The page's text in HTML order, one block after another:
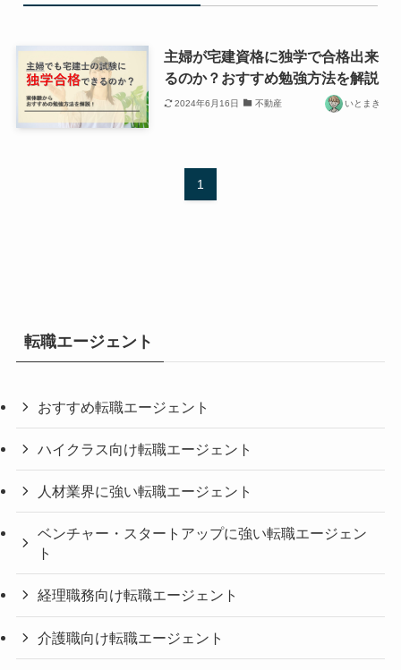
主婦が宅建資格に独学で合格出来
るのか？おすすめ勉強方法を解説
2024年6月16日 不動産 いとまき
1
転職エージェント
おすすめ転職エージェント
ハイクラス向け転職エージェント
人材業界に強い転職エージェント
ベンチャー・スタートアップに強い転職エージェン
ト
経理職務向け転職エージェント
介護職向け転職エージェント